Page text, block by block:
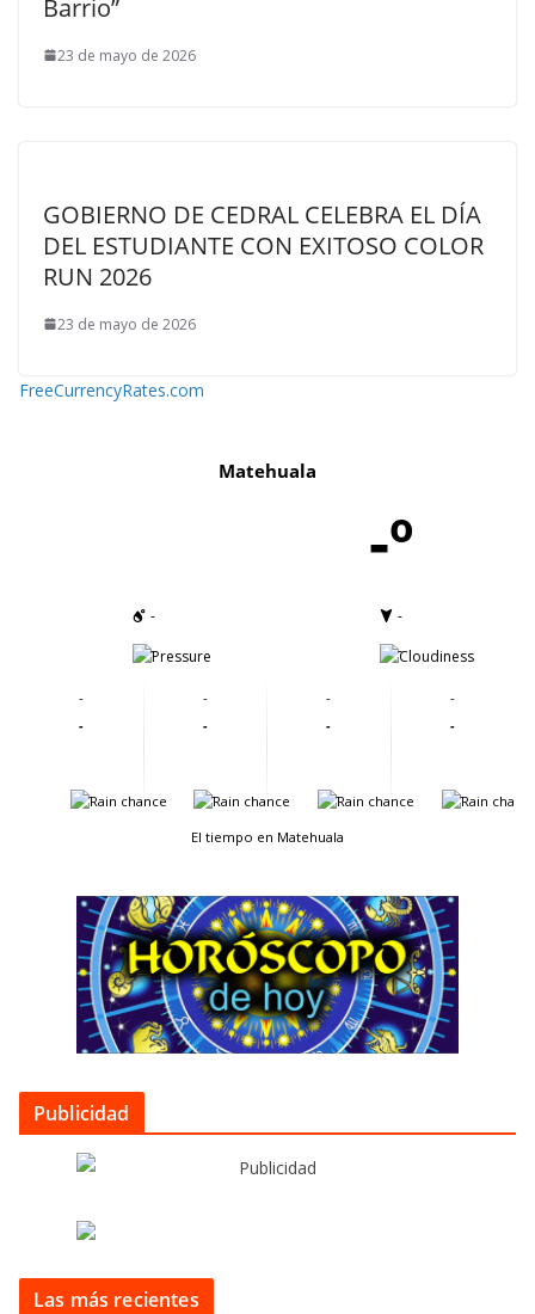
Barrio”
23 de mayo de 2026
GOBIERNO DE CEDRAL CELEBRA EL DÍA
DEL ESTUDIANTE CON EXITOSO COLOR
RUN 2026
23 de mayo de 2026
FreeCurrencyRates.com
Matehuala
-º
-
-
-
-
-
-
-
-
-
-
-
-
-
-
-
-
El tiempo en Matehuala
Publicidad
Las más recientes